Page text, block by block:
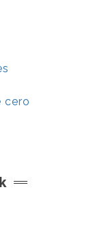
cero